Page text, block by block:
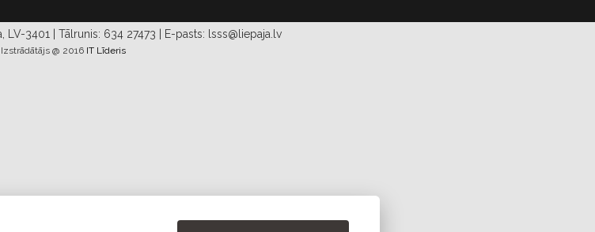
LV-3401 | Tālrunis: 634 27473 | E-pasts: lsss@liepaja.lv
Izstrādātājs @ 2016 IT Līderis